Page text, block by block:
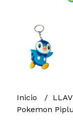
Inicio
Pokemon